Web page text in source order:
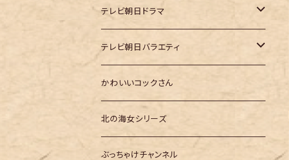
大河ドラマ「鎌倉殿の13人」
大河ドラマ「どうする家康」
大河ドラマ「光る君へ」
大河ドラマ「べらぼう」
大河ドラマ「豊臣兄弟！」
テレビ朝日ドラマ
テレ朝「ドクターX」
テレビ朝日バラエティ
テレ朝「MUSIC STATION」
テレ朝「GOちゃん＆Mymelody」
テレ朝「バナナTV」
かわいいコックさん
北の海女シリーズ
ぶっちゃけチャンネル